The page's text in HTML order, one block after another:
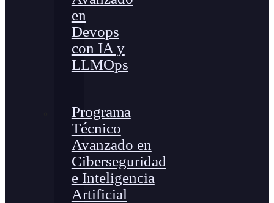
en
Devops
con IA y
LLMOps
Programa
Técnico
Avanzado en
Ciberseguridad
e Inteligencia
Artificial